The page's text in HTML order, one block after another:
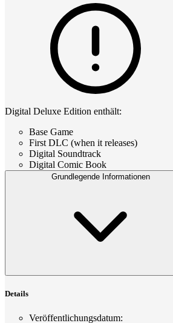
Digital Deluxe Edition enthält:
Base Game
First DLC (when it releases)
Digital Soundtrack
Digital Comic Book
Grundlegende Informationen
Details
Veröffentlichungsdatum: